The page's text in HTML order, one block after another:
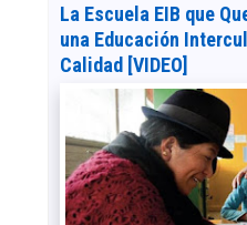
La Escuela EIB que
una Educación
Calidad [VIDEO]